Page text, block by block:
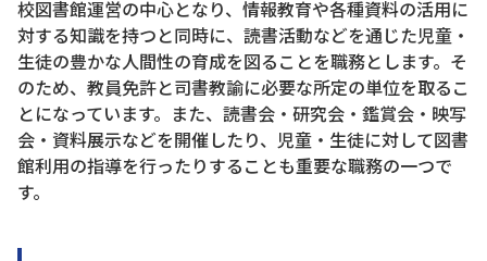
校図書館運営の中心となり、情報教育や各種資料の活用に
対する知識を持つと同時に、読書活動などを通じた児童・
生徒の豊かな人間性の育成を図ることを職務とします。そ
のため、教員免許と司書教諭に必要な所定の単位を取るこ
とになっています。また、読書会・研究会・鑑賞会・映写
会・資料展示などを開催したり、児童・生徒に対して図書
館利用の指導を行ったりすることも重要な職務の一つで
す。